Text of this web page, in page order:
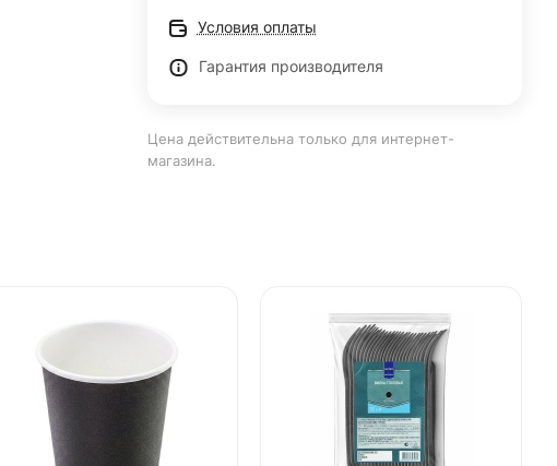
Условия оплаты
Гарантия производителя
Цена действительна только для интернет-
магазина.